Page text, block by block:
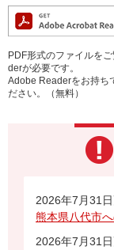
PDF形式のファイルを
derが必要です。
Adobe Readerをお持ち
ださい。（無料）
2026年7月31
熊本県八代市
2026年7月31